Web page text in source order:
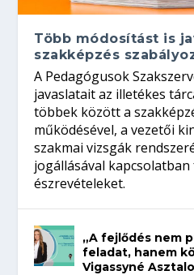
Több módosítást is
szakképzés
A Pedagógusok
javaslatait az illetékes
többek között a
működésével, a vezetői
szakmai vizsgák
jogállásával
észrevételeket.
„A fejlődés nem
feladat, hanem
Vigassyné